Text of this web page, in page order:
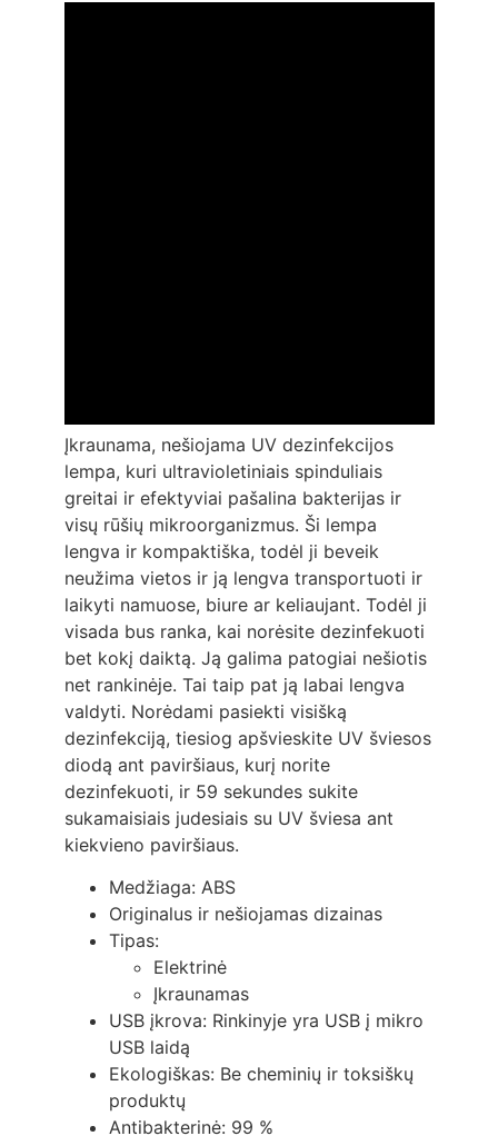
Įkraunama, nešiojama UV dezinfekcijos
lempa, kuri ultravioletiniais spinduliais
greitai ir efektyviai pašalina bakterijas ir
visų rūšių mikroorganizmus. Ši lempa
lengva ir kompaktiška, todėl ji beveik
neužima vietos ir ją lengva transportuoti ir
laikyti namuose, biure ar keliaujant. Todėl ji
visada bus ranka, kai norėsite dezinfekuoti
bet kokį daiktą. Ją galima patogiai nešiotis
net rankinėje. Tai taip pat ją labai lengva
valdyti. Norėdami pasiekti visišką
dezinfekciją, tiesiog apšvieskite UV šviesos
diodą ant paviršiaus, kurį norite
dezinfekuoti, ir 59 sekundes sukite
sukamaisiais judesiais su UV šviesa ant
kiekvieno paviršiaus.
Medžiaga: ABS
Originalus ir nešiojamas dizainas
Tipas:
Elektrinė
Įkraunamas
USB įkrova: Rinkinyje yra USB į mikro
USB laidą
Ekologiškas: Be cheminių ir toksiškų
produktų
Antibakterinė: 99 %